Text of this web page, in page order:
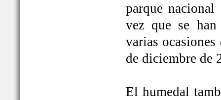
parque
vez que se
varias
de diciembre de
El humedal